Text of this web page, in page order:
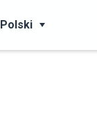
Polski